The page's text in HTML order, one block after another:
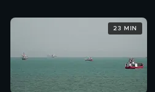
23 MIN